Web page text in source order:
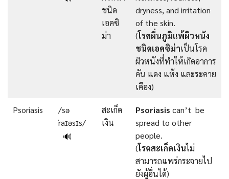
ชนิด
เอคซิ
ม่า
dryness, and irritation
of the skin.
(โรคผื่นภูมิแพ้ผิวหนัง
ชนิดเอคซิม่าเป็นโรค
ผิวหนังที่ทำให้เกิดอาการ
คัน แดง แห้ง และระคาย
เคือง)
Psoriasis
/sə
ˈraɪəsɪs/
🔊
สะเก็ด
เงิน
Psoriasis can’t be
spread to other
people.
(โรคสะเก็ดเงินไม่
สามารถแพร่กระจายไป
ยังผู้อื่นได้)